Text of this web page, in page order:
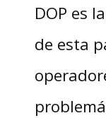
DOP es
de esta